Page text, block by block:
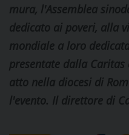
mura, l'Assemblea
dedicato ai poveri, alla
mondiale a loro
presentate dalla
atto nella diocesi di
l'evento. Il direttore di